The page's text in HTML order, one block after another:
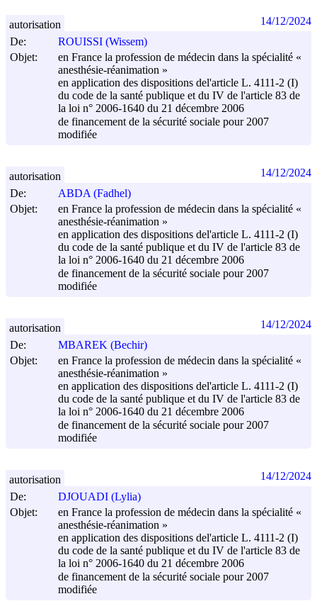
De:
ROUISSI (Wissem)
Objet:
en France la profession de médecin dans la spécialité «
anesthésie-réanimation »
en application des dispositions del'article L. 4111-2 (I)
du code de la santé publique et du IV de l'article 83 de
la loi n° 2006-1640 du 21 décembre 2006
de financement de la sécurité sociale pour 2007
modifiée
autorisation 14/12/2024
De:
ABDA (Fadhel)
Objet:
en France la profession de médecin dans la spécialité «
anesthésie-réanimation »
en application des dispositions del'article L. 4111-2 (I)
du code de la santé publique et du IV de l'article 83 de
la loi n° 2006-1640 du 21 décembre 2006
de financement de la sécurité sociale pour 2007
modifiée
autorisation 14/12/2024
De:
MBAREK (Bechir)
Objet:
en France la profession de médecin dans la spécialité «
anesthésie-réanimation »
en application des dispositions del'article L. 4111-2 (I)
du code de la santé publique et du IV de l'article 83 de
la loi n° 2006-1640 du 21 décembre 2006
de financement de la sécurité sociale pour 2007
modifiée
autorisation 14/12/2024
De:
DJOUADI (Lylia)
Objet:
en France la profession de médecin dans la spécialité «
anesthésie-réanimation »
en application des dispositions del'article L. 4111-2 (I)
du code de la santé publique et du IV de l'article 83 de
la loi n° 2006-1640 du 21 décembre 2006
de financement de la sécurité sociale pour 2007
modifiée
autorisation 14/12/2024